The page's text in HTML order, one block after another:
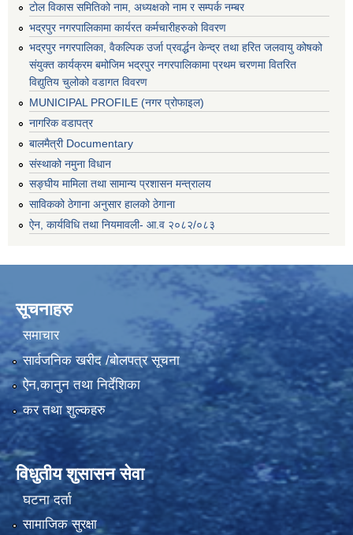
टोल विकास समितिको नाम, अध्यक्षको नाम र सम्पर्क नम्बर
भद्रपुर नगरपालिकामा कार्यरत कर्मचारीहरुको विवरण
भद्रपुर नगरपालिका, वैकल्पिक उर्जा प्रवर्द्धन केन्द्र तथा हरित जलवायु कोषको
संयुक्त कार्यक्रम बमोजिम भद्रपुर नगरपालिकामा प्रथम चरणमा वितरित
विद्युतिय चुलोको वडागत विवरण
MUNICIPAL PROFILE (नगर प्रोफाइल)
नागरिक वडापत्र
बालमैत्री Documentary
संस्थाको नमुना विधान
सङ्घीय मामिला तथा सामान्य प्रशासन मन्त्रालय
साविकको ठेगाना अनुसार हालको ठेगाना
ऐन, कार्यविधि तथा नियमावली- आ.व २०८२/०८३
सूचनाहरु
समाचार
सार्वजनिक खरीद /बोलपत्र सूचना
ऐन,कानुन तथा निर्देशिका
कर तथा शुल्कहरु
विधुतीय शुसासन सेवा
घटना दर्ता
सामाजिक सुरक्षा